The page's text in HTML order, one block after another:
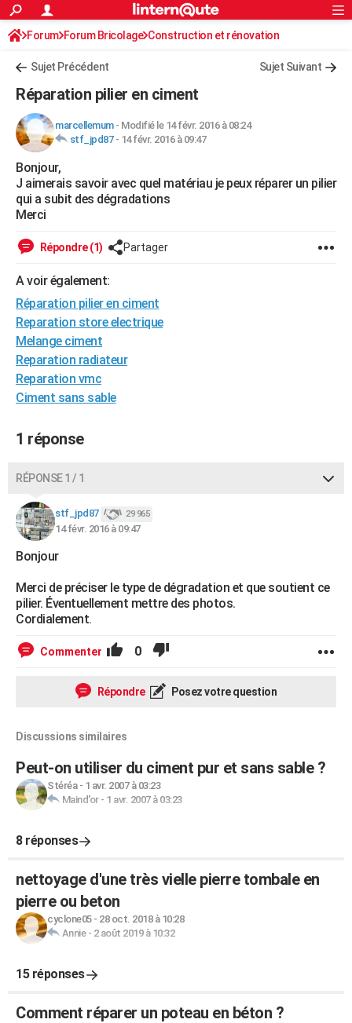
ACTUALITÉS
Politique
Société
Faits Divers
Education
Monde
Villes
+
FINANCE
Retraite
Impôts
Epargne
Immobilier
Risques naturels par ville
Banque
Assurance
Crédit
AUTO
Essais
Réserver un essai
Citadines
Berlines
SUV
Forum auto
+HIGH-TECH
Mobiles
Meilleur smartphone
Internet
Ordinateurs
Jeux vidéo
Guide high-tech
+BRICOLAGE
Forum
Aménagement intérieur
Extérieur
Cuisine
Salle de bains
Jardinage
Rangement
WEEK-END
LIFESTYLE
Art de vivre
Bien-être
Loisirs
Mode
Modes de vie
SANTE
Alimentation
Guide de la santé
Maladies
Médicaments
Sommeil
VOYAGE
Destinations
City break
Voyage nature
Voyage de noces
Forum
Climat
+PHOTO
GUIDES D'ACHAT
BONS PLANS
Dictionnaire
Biographies
Citations
Expressions
Proverbes
PROGRAMME TV
COPAINS D'AVANT
S'inscrire
Se connecter
Lycées
Collèges
Primaires
Universités
Entreprises
Service militaire
Avis de recherche
AVIS DE DÉCÈS
FORUM
Bricolage
Lifestyle
Culture
Sport
Auto
Television
Voyage
Cinema
Rechercher
S'inscrire
Connexion
Forum Forum Bricolage Construction et rénovation
Sujet Précédent Sujet Suivant
Réparation pilier en ciment
marcellemum- Modifié le 14 févr. 2016 à 08:24
stf_jpd87- 14 févr. 2016 à 09:47
Bonjour,
J aimerais savoir avec quel matériau je peux réparer un pilier
qui a subit des dégradations
Merci
Répondre (1) Partager
A voir également:
Réparation pilier en ciment
Reparation store electrique
Melange ciment
Reparation radiateur
Reparation vmc
Ciment sans sable
1 réponse
RÉPONSE 1 / 1
stf_jpd87 29 965
14 févr. 2016 à 09:47
Bonjour
Merci de préciser le type de dégradation et que soutient ce
pilier. Éventuellement mettre des photos.
Cordialement.
Commenter 0
Répondre Posez votre question
Discussions similaires
Peut-on utiliser du ciment pur et sans sable ?
Stéréa- 1 avr. 2007 à 03:23
Maind'or- 1 avr. 2007 à 03:23
8 réponses
nettoyage d'une très vielle pierre tombale en
pierre ou beton
cyclone05- 28 oct. 2018 à 10:28
Annie- 2 août 2019 à 10:32
15 réponses
Comment réparer un poteau en béton ?